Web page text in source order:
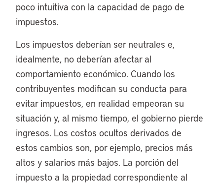
poco intuitiva con la capacidad de pago de
impuestos.
Los impuestos deberían ser neutrales e,
idealmente, no deberían afectar al
comportamiento económico. Cuando los
contribuyentes modifican su conducta para
evitar impuestos, en realidad empeoran su
situación y, al mismo tiempo, el gobierno pierde
ingresos. Los costos ocultos derivados de
estos cambios son, por ejemplo, precios más
altos y salarios más bajos. La porción del
impuesto a la propiedad correspondiente al